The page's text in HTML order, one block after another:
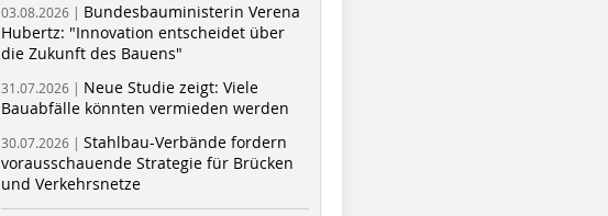
03.08.2026 | Bundesbauministerin Verena
Hubertz: "Innovation entscheidet über
die Zukunft des Bauens"
31.07.2026 | Neue Studie zeigt: Viele
Bauabfälle könnten vermieden werden
30.07.2026 | Stahlbau-Verbände fordern
vorausschauende Strategie für Brücken
und Verkehrsnetze